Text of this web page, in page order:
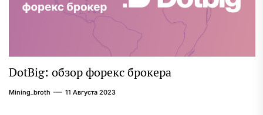
DotBig: обзор форекс брокера
Mining_broth 11 Августа 2023